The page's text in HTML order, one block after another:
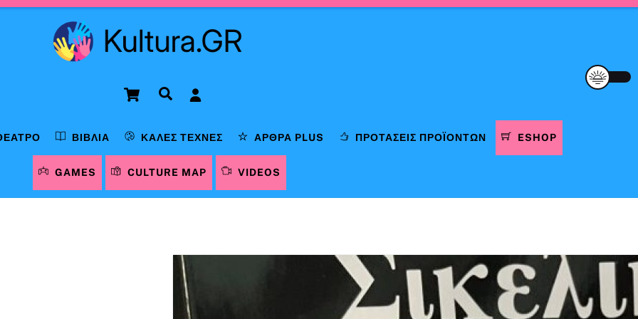
Cart Αναζήτηση
ΒΙΒΛΊΑ ΚΑΛΈΣ ΤΈΧΝΕΣ ΆΡΘΡΑ PLUS ΠΡΟΤΆΣΕΙΣ ΠΡΟΪΌΝΤΩΝ ESHOP
GAMES CULTURE MAP VIDEOS